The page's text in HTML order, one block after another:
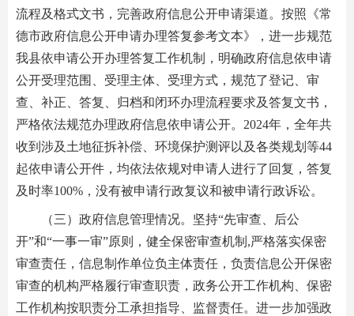
流程及格式文书，完善政府信息公开申请渠道。按照《常
德市政府信息公开申请办理答复参考文本》，进一步规范
我县依申请公开办理答复工作机制，明确政府信息依申请
公开受理范围、受理主体、受理方式，规范了登记、审
查、补正、答复、归档和闭环办理流程要求及答复文书，
严格依法规范办理政府信息依申请公开。2024年，全年共
收到涉及土地征拆补偿、环境保护测评以及各类规划等44
起依申请公开件，均依法依规对申请人进行了回复，答复
及时率100%，没有被申请行政复议和被申请行政诉讼。
（三）政府信息管理情况。坚持“先审查、后公
开”和“一事一审”原则，健全保密审查机制,严格落实保密
审查责任，信息制作单位负主体责任，负责信息公开保密
审查的机构严格履行审查职责，政务公开工作机构、保密
工作机构按职责分工承担指导、监督责任。进一步加强政